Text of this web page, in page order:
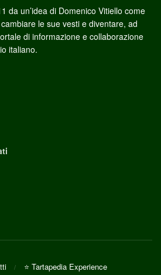
da un’idea di Domenico Vitiello come
le sue vesti e diventare, ad
di informazione e collaborazione
italiano.
⭐ Tartapedia Experience